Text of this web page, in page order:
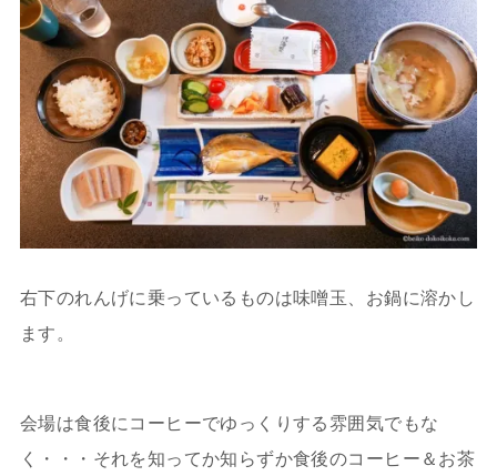
右下のれんげに乗っているものは味噌玉、お鍋に溶かし
ます。
会場は食後にコーヒーでゆっくりする雰囲気でもな
く・・・それを知ってか知らずか食後のコーヒー＆お茶